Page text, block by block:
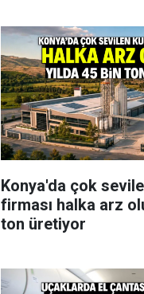
Konya'da çok
firması halka arz
ton üretiyor